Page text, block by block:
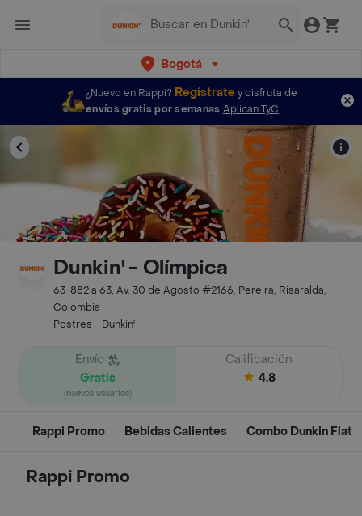
Bogotá
¿Nuevo en Rappi? Regístratey disfruta de
envíos gratis por semanas Aplican TyC
Dunkin' - Olímpica
63-882 a 63, Av. 30 de Agosto #2166, Pereira, Risaralda,
Colombia
Postres - Dunkin'
Envío
Gratis
(nuevos usuarios)
Calificación
4.8
Rappi Promo Bebidas Calientes Combo Dunkin Flat
Rappi Promo